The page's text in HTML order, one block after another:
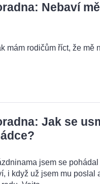
Nebaví
mám rodičům říct, že mě
Jak se
jsem se
i když už jsem mu poslal